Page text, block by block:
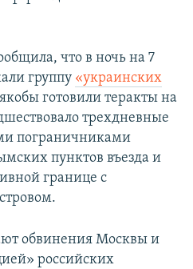
что в ночь на 7
группу «украинских
готовили теракты на
трехдневные
пограничниками
пунктов въезда и
границе с
обвинения Москвы и
российских